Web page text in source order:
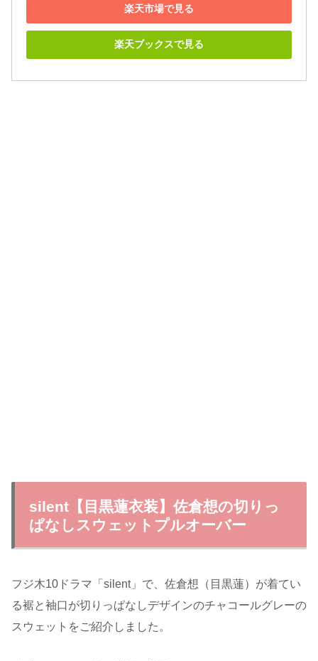
楽天市場で見る
楽天ブックスで見る
silent【目黒蓮衣装】佐倉想の切りっ
ぱなしスウェットプルオーバー
フジ木10ドラマ「silent」で、佐倉想（目黒蓮）が着てい
る裾と袖口が切りっぱなしデザインのチャコールグレーの
スウェットをご紹介しました。